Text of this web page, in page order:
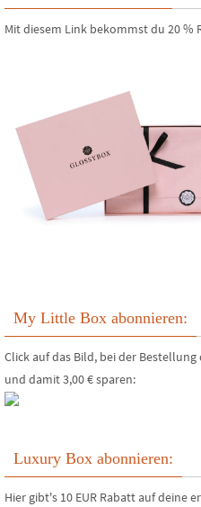
Mit diesem Link bekommst du 20 %
My Little Box abonnieren:
Click auf das Bild, bei der Bestellung
und damit 3,00 € sparen:
Luxury Box abonnieren:
Hier gibt's 10 EUR Rabatt auf deine